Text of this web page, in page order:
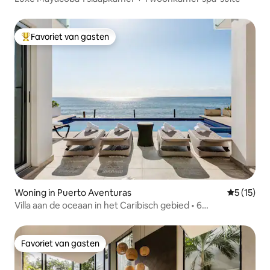
Topfavoriet van gasten
Favoriet van gasten
Woning in Puerto Aventuras
5 (15)
Villa aan de oceaan in het Caribisch gebied • 6
Favoriet van gasten
Favoriet van gasten